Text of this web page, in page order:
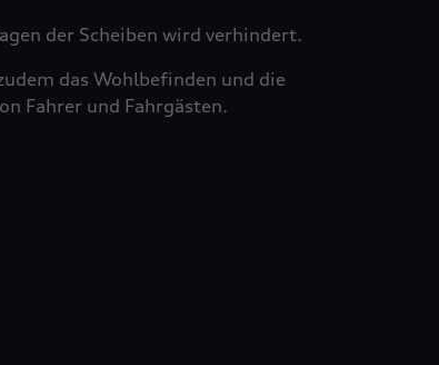
der Scheiben wird verhindert.
das Wohlbefinden und die
Fahrer und Fahrgästen.